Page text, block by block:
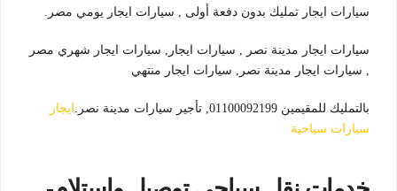
سيارات ايجار تمليك بدون دفعة أولى , سيارات ايجار يومي مصر.
سيارات ايجار مدينة نصر , سيارات ايجار, سيارات ايجار شهري مصر
, سيارات ايجار مدينة نصر, سيارات ايجار منتهي
بالتمليك للمقيمين 01100092199, تأجير سيارات مدينة نصر.
ايجار
سيارات سياحية